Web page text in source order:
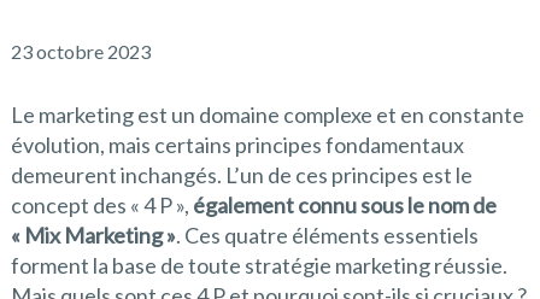
23 octobre 2023
Le marketing est un domaine complexe et en constante
évolution, mais certains principes fondamentaux
demeurent inchangés. L’un de ces principes est le
concept des « 4 P », également connu sous le nom de
« Mix Marketing ». Ces quatre éléments essentiels
forment la base de toute stratégie marketing réussie.